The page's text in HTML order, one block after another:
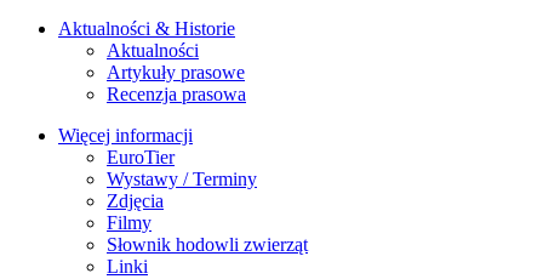
Aktualności & Historie
Aktualności
Artykuły prasowe
Recenzja prasowa
Więcej informacji
EuroTier
Wystawy / Terminy
Zdjęcia
Filmy
Słownik hodowli zwierząt
Linki